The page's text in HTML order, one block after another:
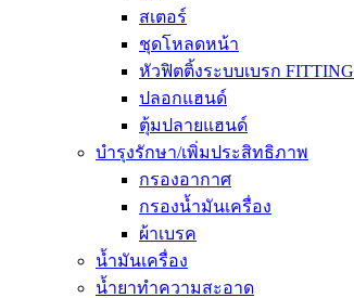
สเตอร์
ชุดโหลดหน้า
หัวฟิตติ้งระบบเบรก FITTING
ปลอกแฮนด์
ตุ้มปลายแฮนด์
บำรุงรักษา/เพิ่มประสิทธิภาพ
กรองอากาศ
กรองน้ำมันเครื่อง
ผ้าเบรค
น้ำมันเครื่อง
น้ำยาทำความสะอาด